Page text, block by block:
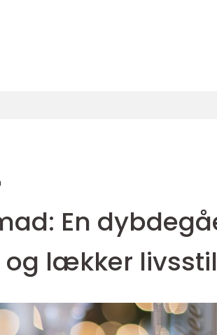
En
og lækker livsstil